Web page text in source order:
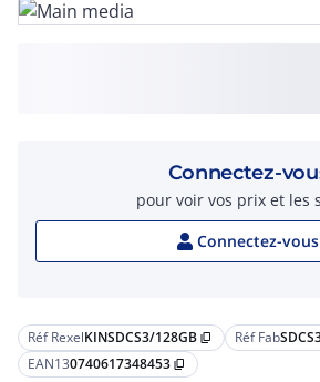
Réf RexelKINSDCS3/128GB content_copy Réf Fab
EAN130740617348453 content_copy
Connectez-
pour voir vos prix et les
Connectez-vous